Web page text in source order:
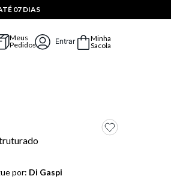
07 DIAS
Meus
Pedidos
Entrar
Minha
Sacola
por: Di Gaspi